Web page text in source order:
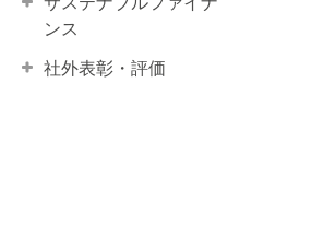
ンス
社外表彰・評価